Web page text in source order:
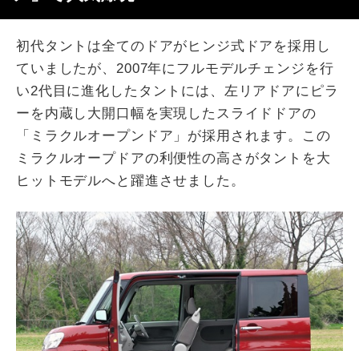
初代タントは全てのドアがヒンジ式ドアを採用し
ていましたが、2007年にフルモデルチェンジを行
い2代目に進化したタントには、左リアドアにピラ
ーを内蔵し大開口幅を実現したスライドドアの
「ミラクルオープンドア」が採用されます。この
ミラクルオープドアの利便性の高さがタントを大
ヒットモデルへと躍進させました。